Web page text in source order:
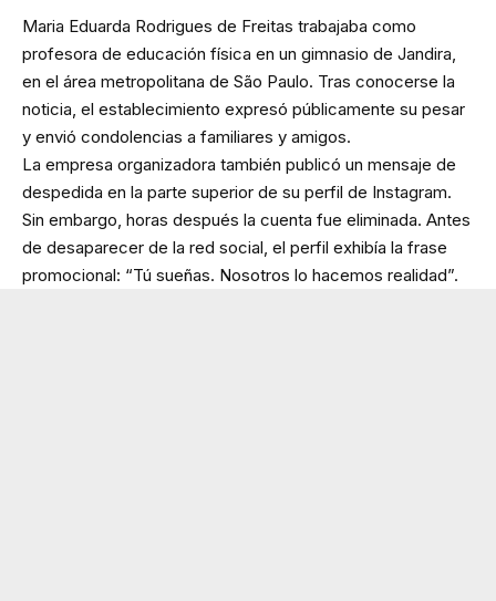
Maria Eduarda Rodrigues de Freitas trabajaba como
profesora de educación física en un gimnasio de Jandira,
en el área metropolitana de São Paulo. Tras conocerse la
noticia, el establecimiento expresó públicamente su pesar
y envió condolencias a familiares y amigos.
La empresa organizadora también publicó un mensaje de
despedida en la parte superior de su perfil de Instagram.
Sin embargo, horas después la cuenta fue eliminada. Antes
de desaparecer de la red social, el perfil exhibía la frase
promocional: “Tú sueñas. Nosotros lo hacemos realidad”.